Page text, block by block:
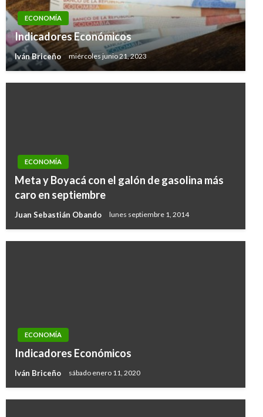
ECONOMÍA
Indicadores Económicos
Iván Briceño miércoles junio 21, 2023
ECONOMÍA
Meta y Boyacá con el galón de gasolina más
caro en septiembre
Juan Sebastián Obando lunes septiembre 1, 2014
ECONOMÍA
Indicadores Económicos
Iván Briceño sábado enero 11, 2020